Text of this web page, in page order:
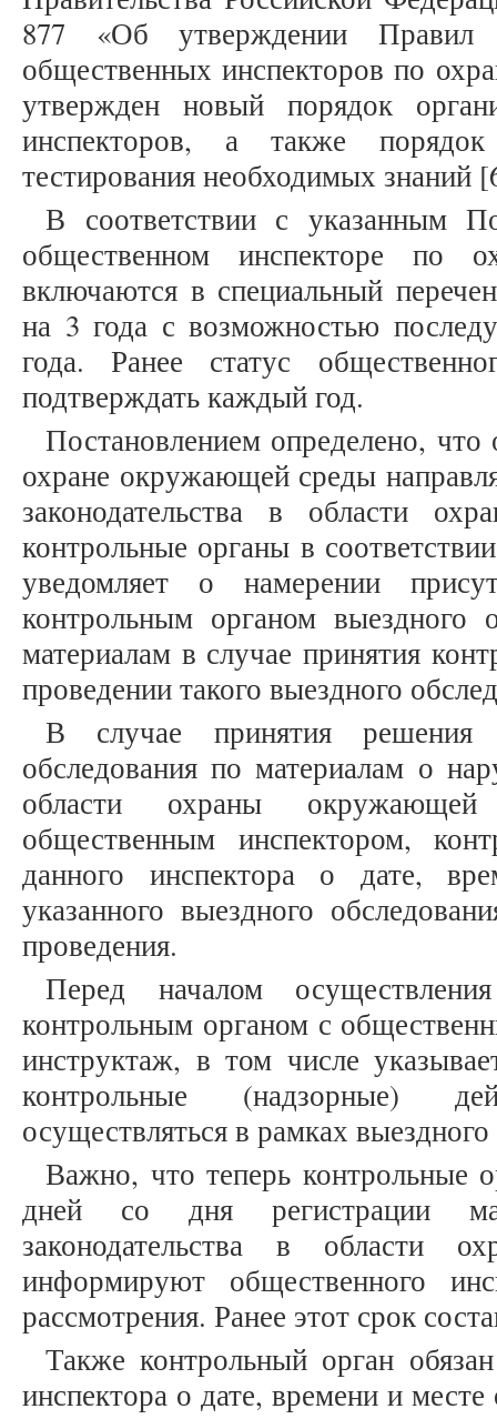
877 «Об утверждении Правил
общественных инспекторов по
утвержден новый порядок
инспекторов, а также
тестирования необходимых знаний
В соответствии с указанным
общественном инспекторе по
включаются в специальный
на 3 года с возможностью
года. Ранее статус
подтверждать каждый год.
Постановлением определено,
охране окружающей среды
законодательства в области
контрольные органы в
уведомляет о намерении
контрольным органом выездного
материалам в случае принятия
проведении такого выездного
В случае принятия решения
обследования по материалам о
области охраны окружающей
общественным инспектором,
данного инспектора о дате,
указанного выездного
проведения.
Перед началом
контрольным органом с
инструктаж, в том числе
контрольные (надзорные)
осуществляться в рамках
Важно, что теперь контрольные
дней со дня регистрации
законодательства в области
информируют общественного
рассмотрения. Ранее этот срок
Также контрольный орган
инспектора о дате, времени и